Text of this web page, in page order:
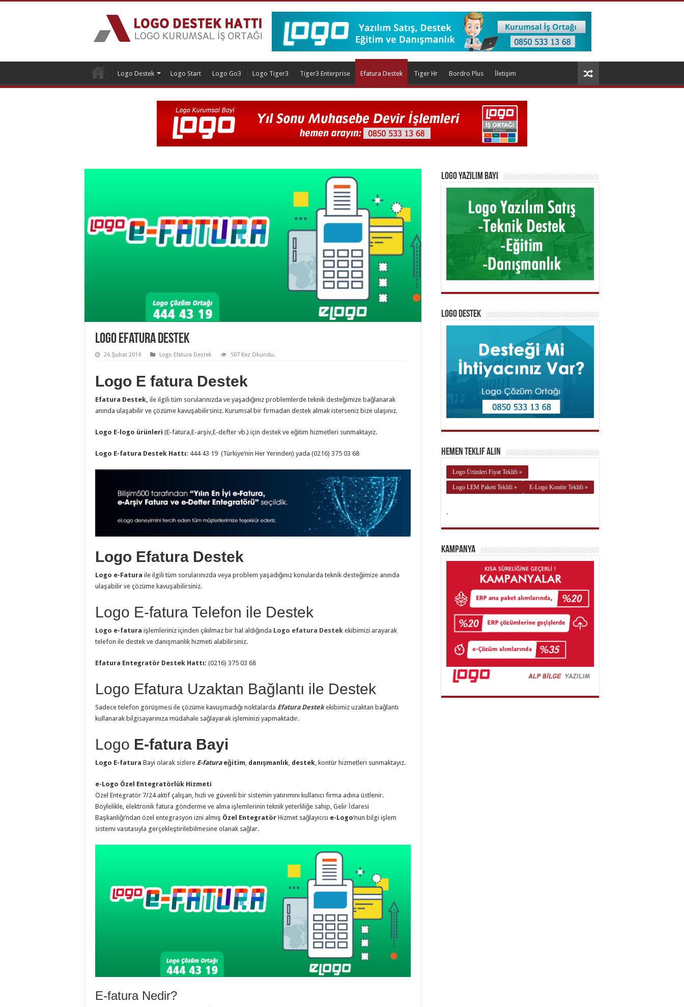
Logo Destek Logo Start Logo Go3 Logo Tiger3 Tiger3 Enterprise Efatura Destek Tiger Hr Bordro Plus İletişim
Logo Efatura Destek
26 Şubat 2019 Logo Efatura Destek 507 Kez Okundu.
Logo E fatura Destek
Efatura Destek, ile ilgili tüm sorularınızda ve yaşadığınız problemlerde teknik desteğimize bağlanarak
anında ulaşabilir ve çözüme kavuşabilirsiniz. Kurumsal bir firmadan destek almak isterseniz bize ulaşınız.
Logo E-logo ürünleri (E-fatura,E-arşiv,E-defter vb.) için destek ve eğitim hizmetleri sunmaktayız.
Logo E-fatura Destek Hattı: 444 43 19 (Türkiye’nin Her Yerinden) yada (0216) 375 03 68
Logo Efatura Destek
Logo e-Fatura ile ilgili tüm sorularınızda veya problem yaşadığınız konularda teknik desteğimize anında
ulaşabilir ve çözüme kavuşabilirsiniz.
Logo E-fatura Telefon ile Destek
Logo e-fatura işlemleriniz içinden çıkılmaz bir hal aldığında Logo efatura Destek ekibimizi arayarak
telefon ile destek ve danışmanlık hizmeti alabilirsiniz.
Efatura Entegratör Destek Hattı: (0216) 375 03 68
Logo Efatura Uzaktan Bağlantı ile Destek
Sadece telefon görüşmesi ile çözüme kavuşmadığı noktalarda Efatura Destekekibimiz uzaktan bağlantı
kullanarak bilgisayarınıza müdahale sağlayarak işleminizi yapmaktadır.
Logo E-fatura Bayi
Logo E-fatura Bayi olarak sizlere E-fatura eğitim, danışmanlık, destek, kontür hizmetleri sunmaktayız.
e-Logo Özel Entegratörlük Hizmeti
Özel Entegratör 7/24 aktif çalışan, hızlı ve güvenli bir sistemin yatırımını kullanıcı firma adına üstlenir.
Böylelikle, elektronik fatura gönderme ve alma işlemlerinin teknik yeterliliğe sahip, Gelir İdaresi
Başkanlığı’ndan özel entegrasyon izni almış Özel Entegratör Hizmet sağlayıcısı e-Logo‘nun bilgi işlem
sistemi vasıtasıyla gerçekleştirilebilmesine olanak sağlar.
E-fatura Nedir?
Logo Yazılım Bayi
Logo Destek
Hemen Teklif Alın
Logo Ürünleri Fiyat Teklifi »
Logo LEM Paketi Teklifi » E-Logo Kontör Teklifi »
.
Kampanya